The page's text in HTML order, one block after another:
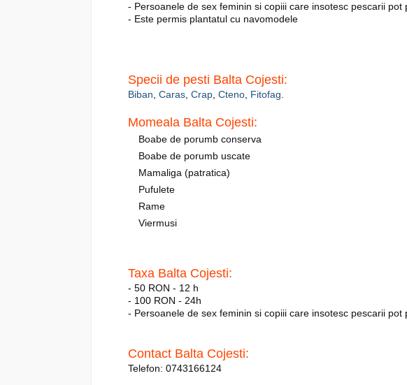
- Persoanele de sex feminin si copiii care insotesc pescarii
- Este permis plantatul cu navomodele
Specii de pesti Balta Cojesti:
Biban Caras, Crap, Cteno, Fitofag
Momeala Balta Cojesti:
Boabe de porumb conserva
Boabe de porumb uscate
Mamaliga (patratica)
Pufulete
Rame
Viermusi
Taxa Balta Cojesti:
- 50 RON - 12 h
- 100 RON - 24h
- Persoanele de sex feminin si copiii care insotesc pescarii
Contact Balta Cojesti:
Telefon: 0743166124